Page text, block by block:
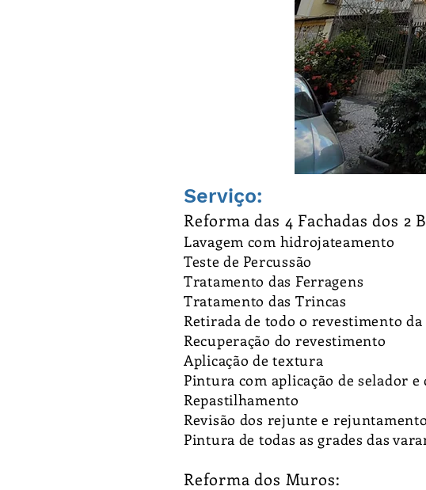
Serviço:
Reforma das 4 Fachadas dos 2
Lavagem com hidrojateamento
Teste de Percussão
Tratamento das Ferragens
Tratamento das Trincas
Retirada de todo o revestimento da
Recuperação do revestimento
Aplicação de textura
Pintura com aplicação de selador
Repastilhamento
Revisão dos rejunte e rejuntamento
Pintura de todas as grades das
Reforma dos Muros: